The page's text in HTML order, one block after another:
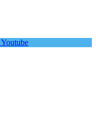
Youtube